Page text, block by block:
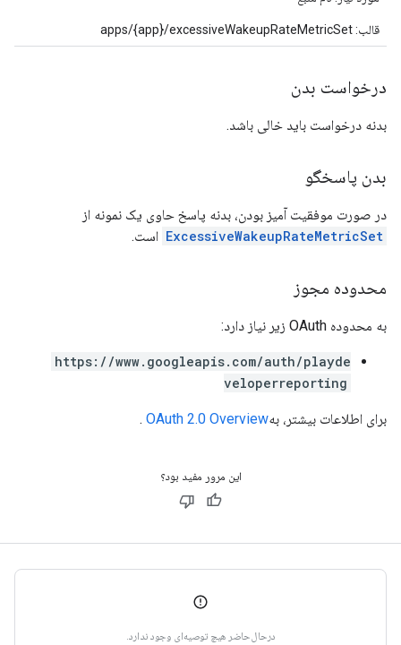
قالب: apps/{app}/excessiveWakeupRateMetricSet
درخواست بدن
بدنه درخواست باید خالی باشد.
بدن پاسخگو
در صورت موفقیت آمیز بودن، بدنه پاسخ حاوی یک نمونه از
ExcessiveWakeupRateMetricSet است.
محدوده مجوز
به محدوده OAuth زیر نیاز دارد:
https://www.googleapis.com/auth/playde
veloperreporting
برای اطلاعات بیشتر، بهOAuth 2.0 Overview
.
این مرور مفید بود؟
درحال‌حاضر هیچ توصیه‌ای وجود ندارد.